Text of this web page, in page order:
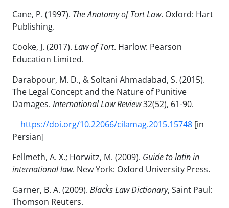
Cane, P. (1997). The Anatomy of Tort Law. Oxford: Hart
Publishing.
Cooke, J. (2017). Law of Tort. Harlow: Pearson
Education Limited.
Darabpour, M. D., & Soltani Ahmadabad, S. (2015).
The Legal Concept and the Nature of Punitive
Damages. International Law Review32(52), 61-90.
https://doi.org/10.22066/cilamag.2015.15748 [in
Persian]
Fellmeth, A. X.; Horwitz, M. (2009). Guide to latin in
international law. New York: Oxford University Press.
Garner, B. A. (2009). Black`s Law Dictionary, Saint Paul:
Thomson Reuters.